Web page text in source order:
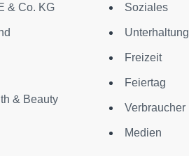
& Co. KG
& Beauty
Soziales
Unterhaltung
Freizeit
Feiertag
Verbraucher
Medien